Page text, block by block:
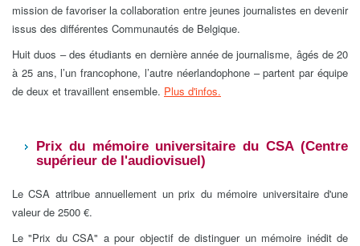
mission de favoriser la collaboration entre jeunes journalistes en devenir
issus des différentes Communautés de Belgique.
Huit duos – des étudiants en dernière année de journalisme, âgés de 20
à 25 ans, l’un francophone, l’autre néerlandophone – partent par équipe
de deux et travaillent ensemble. Plus d'infos.
Prix du mémoire universitaire du CSA (Centre
supérieur de l'audiovisuel)
Le CSA attribue annuellement un prix du mémoire universitaire d'une
valeur de 2500 €.
Le "Prix du CSA" a pour objectif de distinguer un mémoire inédit de